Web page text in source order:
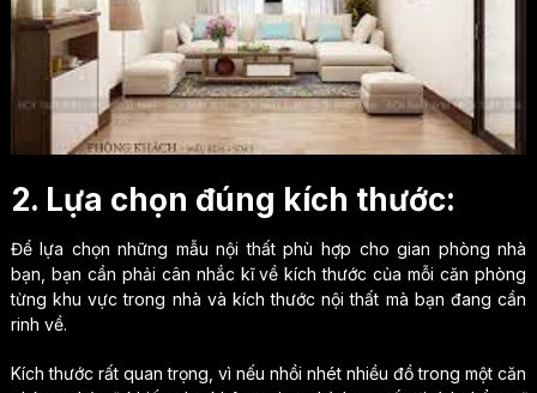
2. Lựa chọn đúng kích thước:
Để lựa chọn những mẫu nội thất phù hợp cho gian phòng nhà
bạn, bạn cần phải cân nhắc kĩ về kích thước của mỗi căn phòng
từng khu vực trong nhà và kích thước nội thất mà bạn đang cần
rinh về.
Kích thước rất quan trọng, vì nếu nhồi nhét nhiều đồ trong một căn